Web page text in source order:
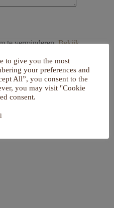
te verminderen.Bekijk
to give you the most
your preferences and
All”, you consent to the
you may visit "Cookie
consent.